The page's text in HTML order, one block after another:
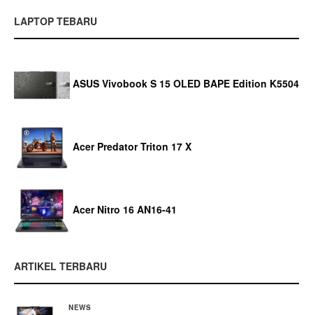
LAPTOP TEBARU
ASUS Vivobook S 15 OLED BAPE Edition K5504
Acer Predator Triton 17 X
Acer Nitro 16 AN16-41
ARTIKEL TERBARU
NEWS